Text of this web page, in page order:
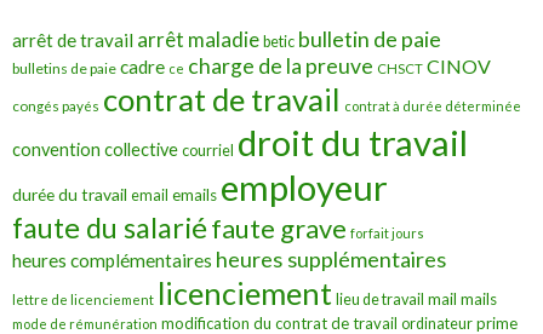
arrêt de travail arrêt maladie betic bulletin de paie
bulletins de paie cadre ce charge de la preuve CHSCT CINOV
congés payés contrat de travail contrat à durée déterminée
convention collective courriel droit du travail
durée du travail email emails employeur
faute du salariéfaute grave forfait jours
heures complémentaires heures supplémentaires
lettre de licenciement licenciement lieu de travail mail mails
mode de rémunération modification du contrat de travail ordinateur prime